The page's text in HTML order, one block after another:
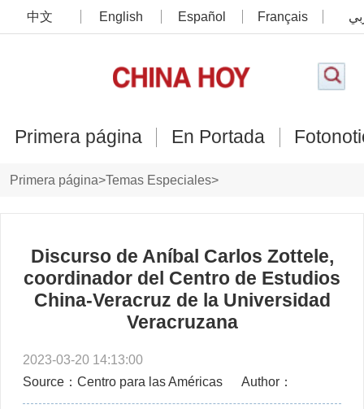
中文 English Español Français
Primera página En Portada
Primera página>Temas Especiales>
Perfiles y opiniones de los invitados
Discurso de Aníbal Carlos Zottele,
coordinador del Centro de Estudios
China-Veracruz de la Universidad
Veracruzana
2023-03-20 14:13:00
Source：Centro para las Américas
Author：